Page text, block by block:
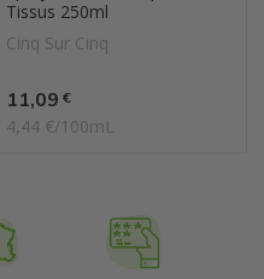
Tissus 250ml
Cinq Sur Cinq
Prix
11,09 €
4,44 €/100mL